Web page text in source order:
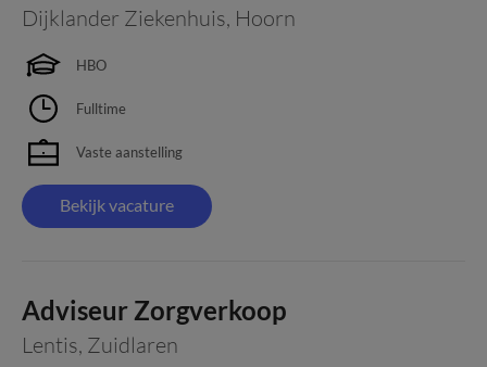
Dijklander Ziekenhuis, Hoorn
HBO
Fulltime
Vaste aanstelling
Bekijk vacature
Adviseur Zorgverkoop
Lentis, Zuidlaren